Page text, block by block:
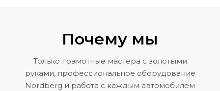
Почему мы
Только грамотные мастера с золотыми
руками, профессиональное оборудование
Nordberg и работа с каждым автомобилем